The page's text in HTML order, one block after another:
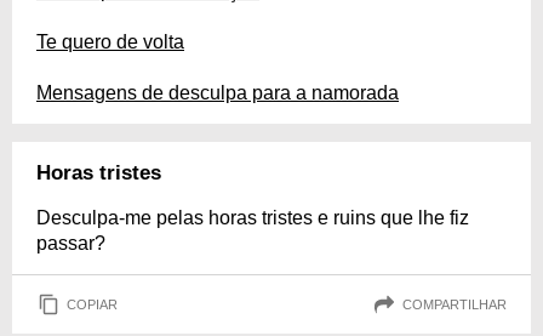
Te quero de volta
Mensagens de desculpa para a namorada
Horas tristes
Desculpa-me pelas horas tristes e ruins que lhe fiz
passar?
COPIAR COMPARTILHAR